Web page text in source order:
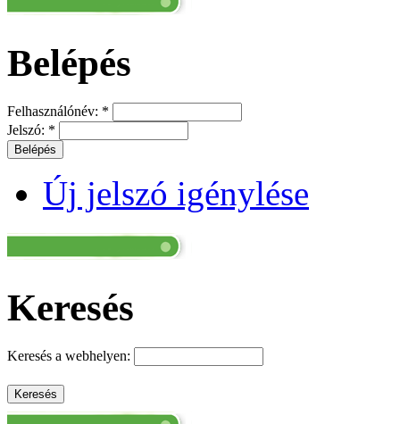
Belépés
Felhasználónév: *
Jelszó: *
Új jelszó igénylése
Keresés
Keresés a webhelyen: